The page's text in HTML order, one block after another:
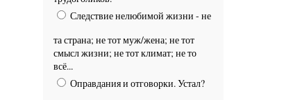
Следствие нелюбимой жизни - не
та страна; не тот муж/жена; не тот
смысл жизни; не тот климат; не то
всё...
Оправдания и отговорки. Устал?